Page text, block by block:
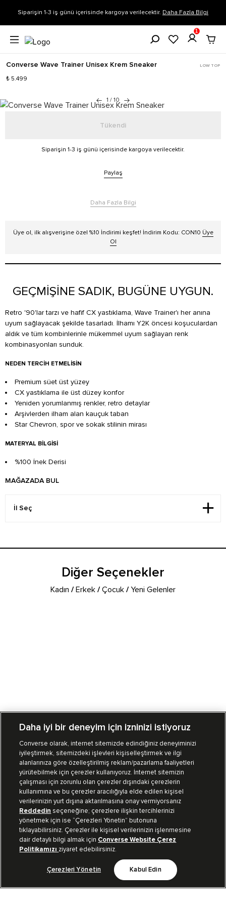
Siparişin 1-3 iş günü içerisinde kargoya verilecektir. Daha Fazla Bilgi
1
Converse Wave Trainer Unisex Krem Sneaker LOW TOP
₺ 5.499
1 / 10
Tükendi
Siparişin 1-3 iş günü içerisinde kargoya verilecektir.
Paylaş
Daha Fazla Bilgi
Üye ol, ilk alışverişine özel %10 İndirimi keşfet! İndirim Kodu: CON10 Üye
Ol
GEÇMİŞİNE SADIK, BUGÜNE UYGUN.
Retro '90'lar tarzı ve hafif CX yastıklama, Wave Trainer'ı her anına
uyum sağlayacak şekilde tasarladı. İlhamı Y2K öncesi koşuculardan
aldık ve tüm kombinlerinle mükemmel uyum sağlayan renk
kombinasyonları sunduk.
NEDEN TERCIH ETMELISIN
Premium süet üst yüzey
CX yastıklama ile üst düzey konfor
Yeniden yorumlanmış renkler, retro detaylar
Arşivlerden ilham alan kauçuk taban
Star Chevron, spor ve sokak stilinin mirası
MATERYAL BILGISI
%100 İnek Derisi
MAĞAZADA BUL
Diğer Seçenekler
Kadın /Erkek /Çocuk /Yeni Gelenler
Mağazalarımız Sipariş Takibi
Müşteri İlişkileri
Koleksiyon
Kurumsal
Bizi Takip Et
Daha iyi bir deneyim için izninizi istiyoruz
Converse olarak, internet sitemizde edindiğiniz deneyiminizi
iyileştirmek, sitemizdeki işlevleri kişiselleştirmek ve ilgi
alanlarınıza göre özelleştirilmiş reklam/pazarlama faaliyetleri
yürütebilmek için çerezler kullanıyoruz. İnternet sitemizin
çalışması için zorunlu olan çerezler dışındaki çerezlerin
kullanımına ve bu çerezler aracılığıyla elde edilen kişisel
verilerinizin yurt dışına aktarılmasına onay vermiyorsanız
Reddedin seçeneğine; çerezlere ilişkin tercihlerinizi
yönetmek için ise “Çerezleri Yönetin” butonuna
tıklayabilirsiniz. Çerezler ile kişisel verilerinizin işlenmesine
dair detaylı bilgi almak için Converse Website Çerez
Politikamızı ziyaret edebilirsiniz.
Çerezleri Yönetin Kabul Edin